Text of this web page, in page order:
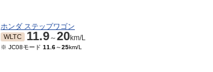
ホンダ ステップワゴン
WLTC 11.9～20km/L
※ JC08モード 11.6～25km/L